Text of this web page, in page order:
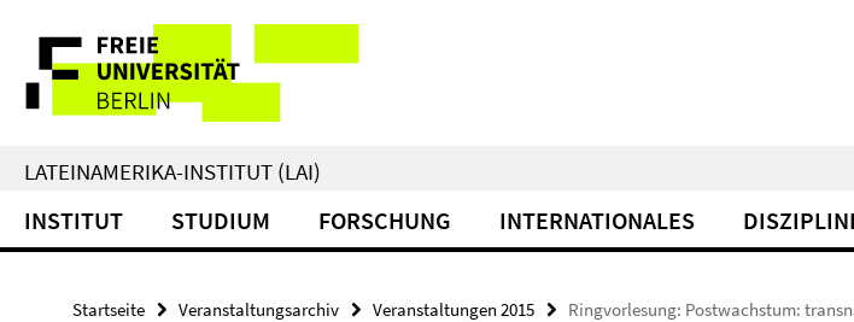
direkt
Inhalt
Service-
Navigation
LATEINAMERIKA-INSTITUT (LAI)
INSTITUT STUDIUM FORSCHUNG INTERNATIONALES
Startseite Veranstaltungsarchiv Veranstaltungen 2015 Ringvorlesung: Postwachstum: